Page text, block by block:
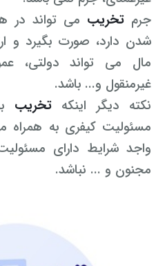
تبانی در معاملات دولتی
اوراق کردن اتومبیل
شکایت از آلودگی صوتی
وکیل کیفری آنلاین
رویکرد حادثه بدون شاهد
مشاوره حقوقی تخریب
جرمتخریب می تواند در
شدن دارد، صورت بگیرد و
مال می تواند دولتی،
غیرمنقول و... باشد.
نکته دیگر اینکهتخریب
مسئولیت کیفری به همراه
واجد شرایط دارای
مجنون و ... نباشد.